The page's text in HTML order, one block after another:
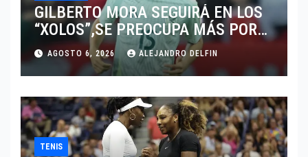
GILBERTO MORA SEGUIRÁ EN LOS
“XOLOS”,SE PREOCUPA MÁS POR
JUGAR EN SU EQUIPO.
AGOSTO 6, 2026 ALEJANDRO DELFIN
TENIS